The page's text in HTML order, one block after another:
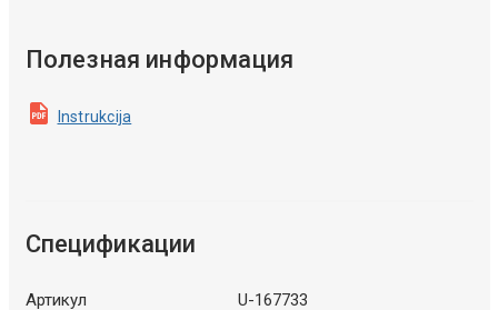
Полезная информация
Instrukcija
Спецификации
Артикул U-167733